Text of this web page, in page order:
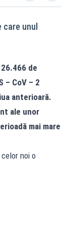
unul
de
– CoV – 2
anterioară.
ale unor
mai mare
noi o